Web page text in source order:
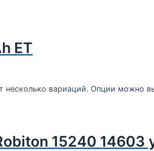
ET
несколько вариаций. Опции можно
15240 14603